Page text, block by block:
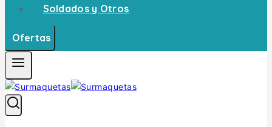
Soldados y Otros
Ofertas